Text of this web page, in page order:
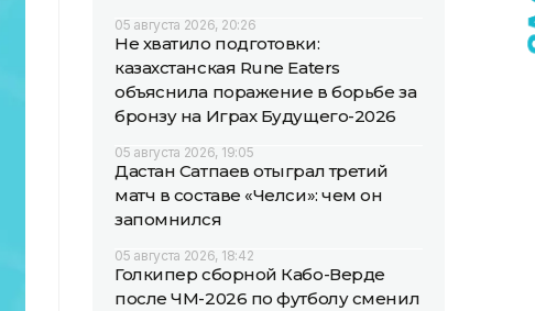
05 августа 2026, 20:26
Не хватило подготовки:
казахстанская Rune Eaters
объяснила поражение в борьбе за
бронзу на Играх Будущего-2026
05 августа 2026, 19:05
Дастан Сатпаев отыграл третий
матч в составе «Челси»: чем он
запомнился
05 августа 2026, 18:42
Голкипер сборной Кабо-Верде
после ЧМ-2026 по футболу сменил